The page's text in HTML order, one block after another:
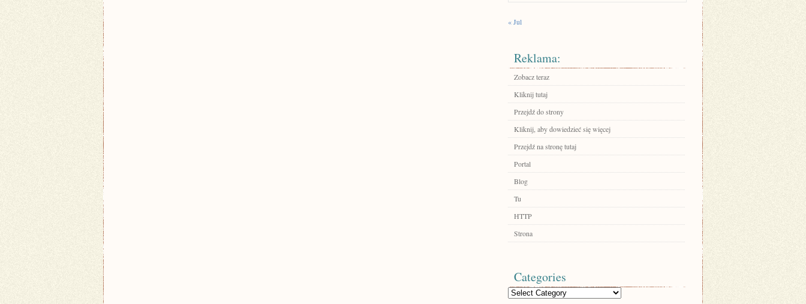
« Jul
Reklama:
Zobacz teraz
Kliknij tutaj
Przejdź do strony
Kliknij, aby dowiedzieć się więcej
Przejdź na stronę tutaj
Portal
Blog
Tu
HTTP
Strona
Categories
Categories